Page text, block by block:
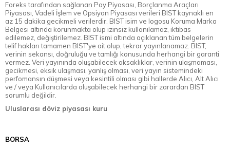
Foreks tarafından sağlanan Pay Piyasası, Borçlanma Araçları
Piyasası, Vadeli İşlem ve Opsiyon Piyasası verileri BIST kaynaklı en
az 15 dakika gecikmeli verilerdir. BIST isim ve logosu Koruma Marka
Belgesi altında korunmakta olup izinsiz kullanılamaz, iktibas
edilemez, değiştirilemez. BIST ismi altında açıklanan tüm belgelerin
telif hakları tamamen BIST'ye ait olup, tekrar yayınlanamaz. BIST,
verinin sekansı, doğruluğu ve tamlığı konusunda herhangi bir garanti
vermez. Veri yayınında oluşabilecek aksaklıklar, verinin ulaşmaması,
gecikmesi, eksik ulaşması, yanlış olması, veri yayın sistemindeki
perfomansın düşmesi veya kesintili olması gibi hallerde Alıcı, Alt Alıcı
ve / veya Kullanıcılarda oluşabilecek herhangi bir zarardan BIST
sorumlu değildir.
Uluslarası döviz piyasası kuru
BORSA